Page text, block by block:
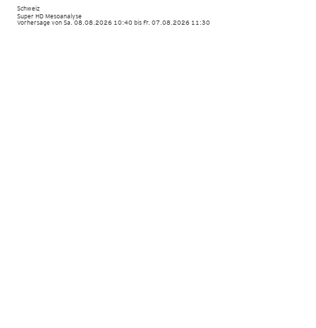
Schweiz
Super HD Mesoanalyse
Vorhersage von Sa. 08.08.2026 10:40 bis Fr. 07.08.2026 11:30